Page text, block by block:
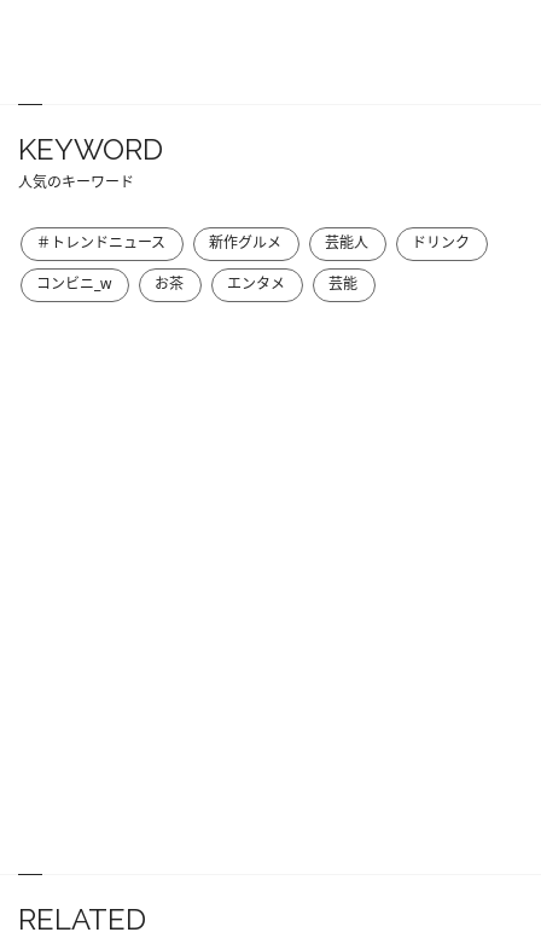
KEYWORD
人気のキーワード
＃トレンドニュース 新作グルメ 芸能人
ドリンク
コンビニ_w
お茶 エンタメ 芸能
RELATED